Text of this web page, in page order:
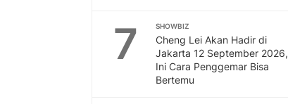
7 SHOWBIZ
Cheng Lei Akan Hadir di
Jakarta 12 September 2026,
Ini Cara Penggemar Bisa
Bertemu